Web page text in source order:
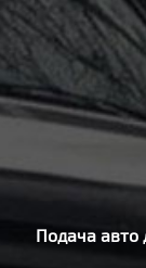
Подача авто